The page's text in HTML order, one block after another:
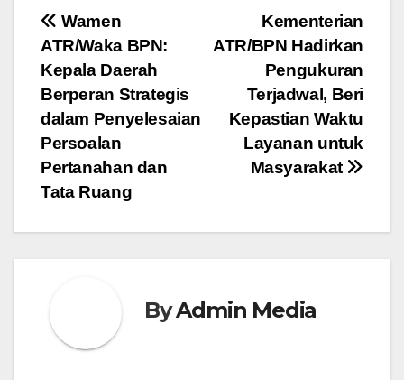
Navigasi
pos
Kementerian
ATR/BPN Hadirkan
Pengukuran
Terjadwal, Beri
Kepastian Waktu
Layanan untuk
Masyarakat
Wamen
ATR/Waka BPN:
Kepala Daerah
Berperan Strategis
dalam Penyelesaian
Persoalan
Pertanahan dan
Tata Ruang
ByAdmin Media